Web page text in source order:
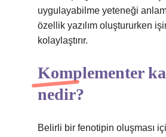
uygulayabilme yeteneği
özellik yazılım oluştururken
kolaylaştırır.
Komplementer
nedir?
Belirli bir fenotipin oluşması